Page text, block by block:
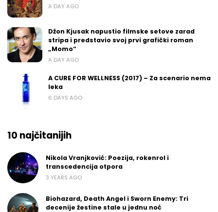
A DAY AGO
Džon Kjusak napustio filmske setove zarad
stripa i predstavio svoj prvi grafički roman
„Momo“
A DAY AGO
A CURE FOR WELLNESS (2017) – Za scenario nema
leka
6 DAYS AGO
10 najčitanijih
Nikola Vranjković: Poezija, rokenrol i
transcedencija otpora
3 YEARS AGO
Biohazard, Death Angel i Sworn Enemy: Tri
decenije žestine stale u jednu noć